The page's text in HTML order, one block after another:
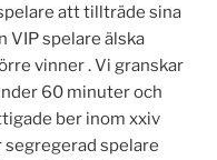
att tillträde sina
VIP spelare älska
vinner . Vi granskar
60 minuter och
ber inom xxiv
spelare